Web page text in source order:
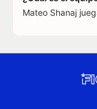
Mateo Shanaj